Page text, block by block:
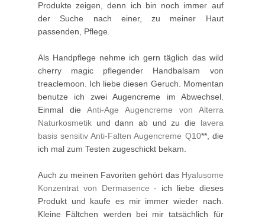
Produkte zeigen, denn ich bin noch immer auf
der Suche nach einer, zu meiner Haut
passenden, Pflege.
Als Handpflege nehme ich gern täglich das wild
cherry magic pflegender Handbalsam von
treaclemoon. Ich liebe diesen Geruch. Momentan
benutze ich zwei Augencreme im Abwechsel.
Einmal die Anti-Age Augencreme von Alterra
Naturkosmetik und dann ab und zu die lavera
basis sensitiv Anti-Falten Augencreme Q10**, die
ich mal zum Testen zugeschickt bekam.
Auch zu meinen Favoriten gehört das Hyalusome
Konzentrat von Dermasence - ich liebe dieses
Produkt und kaufe es mir immer wieder nach.
Kleine Fältchen werden bei mir tatsächlich für